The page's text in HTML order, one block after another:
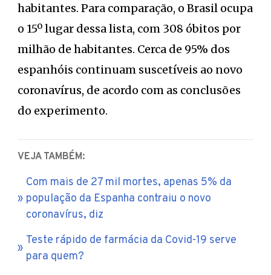
habitantes. Para comparação, o Brasil ocupa
o 15º lugar dessa lista, com 308 óbitos por
milhão de habitantes. Cerca de 95% dos
espanhóis continuam suscetíveis ao novo
coronavírus, de acordo com as conclusões
do experimento.
VEJA TAMBÉM:
Com mais de 27 mil mortes, apenas 5% da
população da Espanha contraiu o novo
coronavírus, diz
Teste rápido de farmácia da Covid-19 serve
para quem?